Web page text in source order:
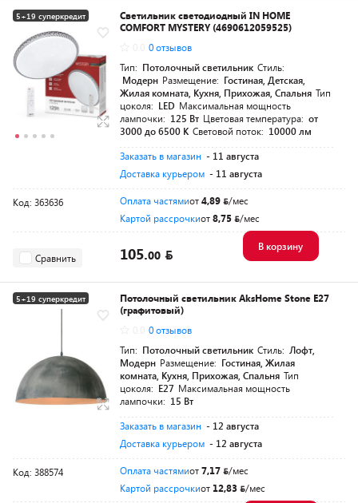
5+19 суперкредит
Разумная цена
Светильник светодиодный IN HOME
COMFORT MYSTERY (4690612059525)
0 отзывов
Тип: Потолочный светильник Стиль:
Модерн Размещение: Гостиная, Детская,
Жилая комната, Кухня, Прихожая, Спальня Тип
цоколя: LED Максимальная мощность
лампочки: 125 Вт Цветовая температура: от
3000 до 6500 K Световой поток: 10000 лм
Заказать в магазин - 11 августа
Доставка курьером - 11 августа
Код: 363636 Оплата частямиот4,89
/мес
Картой рассрочкиот8,75 /мес
Сравнить 105.00
В корзину
5+19 суперкредит
Потолочный светильник AksHome Stone E27
(графитовый)
0 отзывов
Тип: Потолочный светильник Стиль: Лофт,
Модерн Размещение: Гостиная, Жилая
комната, Кухня, Прихожая, Спальня Тип
цоколя: E27 Максимальная мощность
лампочки: 15 Вт
Заказать в магазин - 12 августа
Доставка курьером - 12 августа
Код: 388574 Оплата частямиот7,17
/мес
Картой рассрочкиот 12,83 /мес